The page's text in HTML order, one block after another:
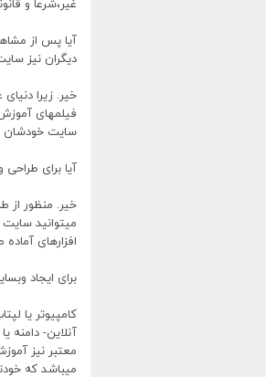
آیا پس از
دیگران نیز
خیر. زیرا
فیلمهای
سایت خودشان
آیا برای
خیر. منظور از
میتوانید
افزارهای
برای ایجاد
کامپیوتر یا
آنلاین-